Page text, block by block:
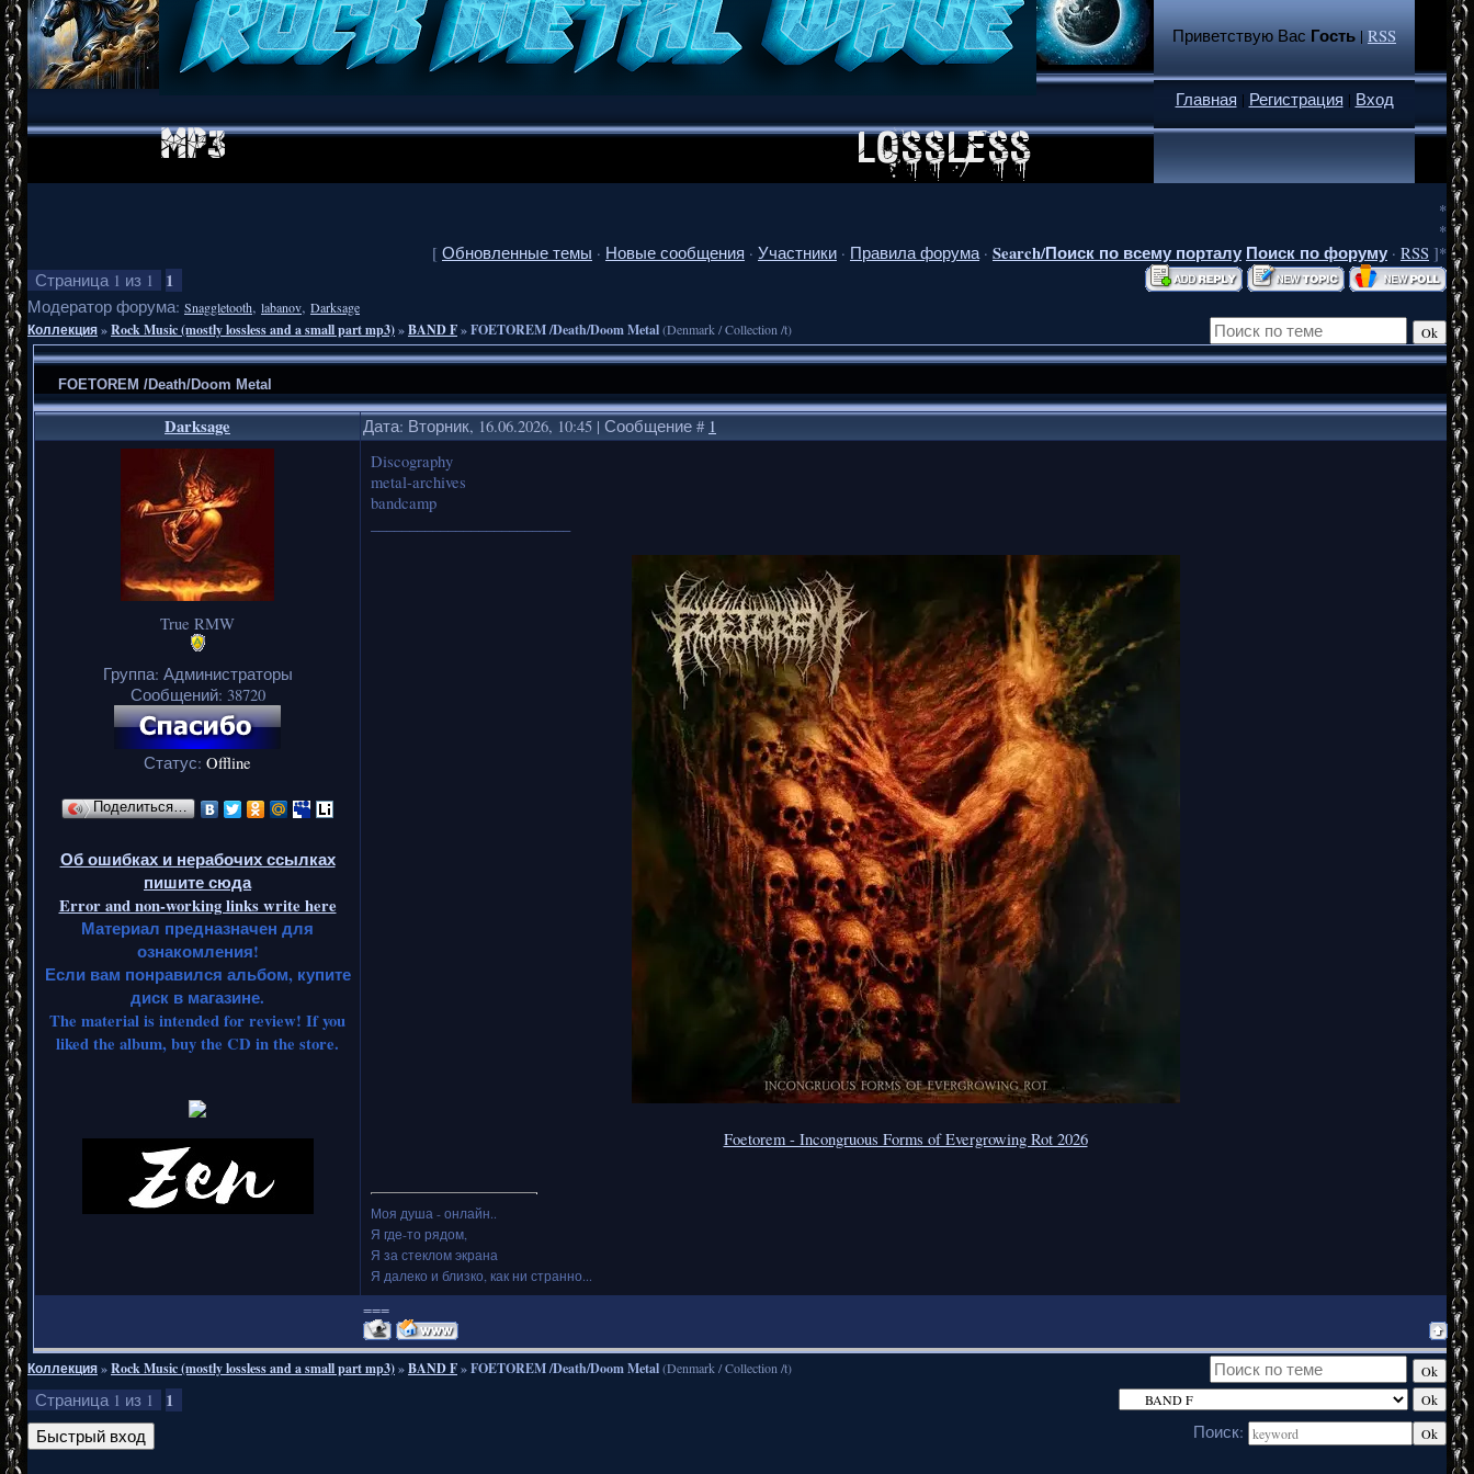
Приветствую Вас Гость|RSS
Главная | Регистрация | Вход
*
*
[ Обновленные темы · Новые сообщения · Участники · Правила форума · Search/Поиск по всему порталу Поиск по форуму · RSS ]*
Страница 1 из 1 1
Модератор форума: Snaggletooth, labanov, Darksage
Коллекция»Rock Music (mostly lossless and a small part mp3)»BAND F»FOETOREM /Death/Doom Metal(Denmark / Collection /t)
FOETOREM /Death/Doom Metal
Darksage Дата: Вторник, 16.06.2026, 10:45 | Сообщение # 1
True RMW
Группа: Администраторы
Сообщений: 38720
Статус: Offline
Поделиться…
Об ошибках и нерабочих ссылках
пишите сюда
Error and non-working links write here
Материал предназначен для
ознакомления!
Если вам понравился альбом, купите
диск в магазине.
The material is intended for review! If you
liked the album, buy the CD in the store.
Discography
metal-archives
bandcamp
Foetorem - Incongruous Forms of Evergrowing Rot 2026
Моя душа - онлайн..
Я где-то рядом,
Я за стеклом экрана
Я далеко и близко, как ни странно...
===
Коллекция»Rock Music (mostly lossless and a small part mp3)»BAND F»FOETOREM /Death/Doom Metal(Denmark / Collection /t)
Страница 1 из 1 1
Поиск: